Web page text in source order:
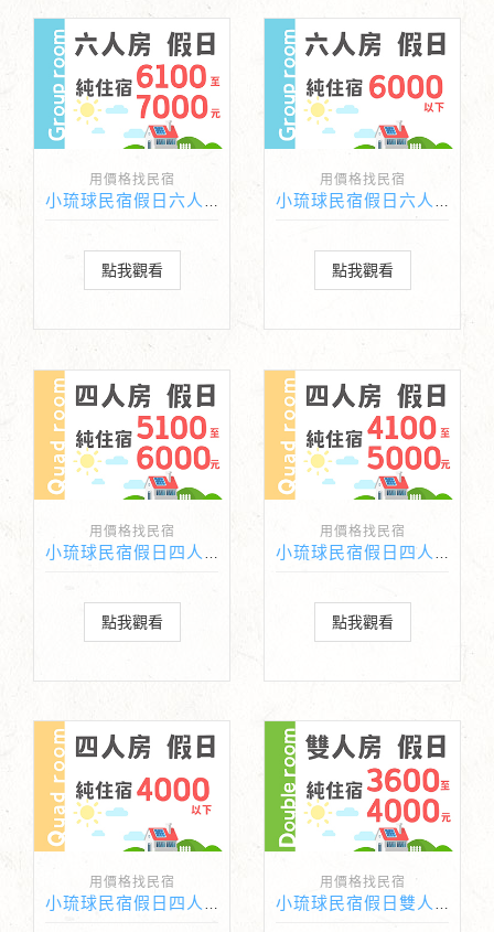
用價格找民宿
小琉球民宿假日六人房純住宿價格6100-7000元
點我觀看
用價格找民宿
小琉球民宿假日六人房純住宿價格6000元以下
點我觀看
用價格找民宿
點我觀看
用價格找民宿
點我觀看
用價格找民宿
小琉球民宿假日四人純住宿價格4000以下
用價格找民宿
小琉球民宿假日雙人房純住宿價格3600-4000元